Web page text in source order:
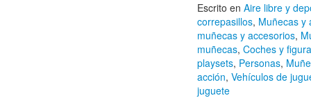
Escrito en Aire libre y
correpasillos, Muñecas y
muñecas y accesorios,
muñecas, Coches y
playsets, Personas,
acción, Vehículos de
juguete